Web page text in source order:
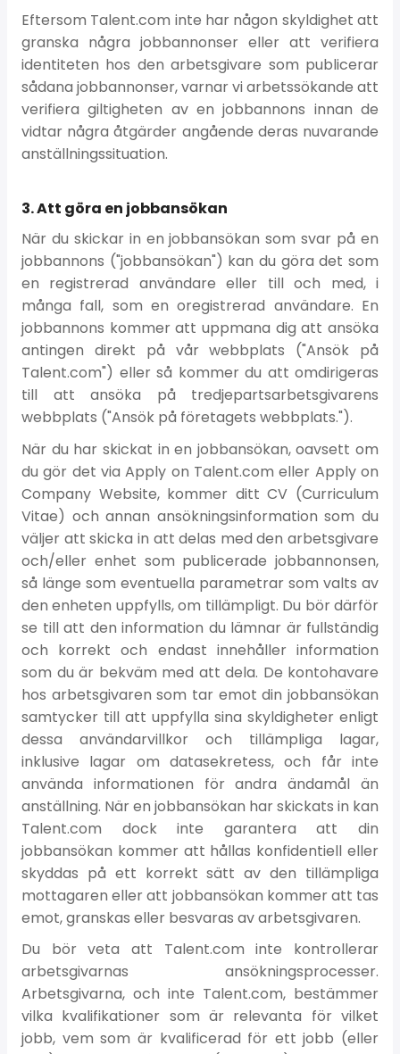
Eftersom Talent.com inte har någon skyldighet att
granska några jobbannonser eller att verifiera
identiteten hos den arbetsgivare som publicerar
sådana jobbannonser, varnar vi arbetssökande att
verifiera giltigheten av en jobbannons innan de
vidtar några åtgärder angående deras nuvarande
anställningssituation.
3. Att göra en jobbansökan
När du skickar in en jobbansökan som svar på en
jobbannons ("jobbansökan") kan du göra det som
en registrerad användare eller till och med, i
många fall, som en oregistrerad användare. En
jobbannons kommer att uppmana dig att ansöka
antingen direkt på vår webbplats ("Ansök på
Talent.com") eller så kommer du att omdirigeras
till att ansöka på tredjepartsarbetsgivarens
webbplats ("Ansök på företagets webbplats.").
När du har skickat in en jobbansökan, oavsett om
du gör det via Apply on Talent.com eller Apply on
Company Website, kommer ditt CV (Curriculum
Vitae) och annan ansökningsinformation som du
väljer att skicka in att delas med den arbetsgivare
och/eller enhet som publicerade jobbannonsen,
så länge som eventuella parametrar som valts av
den enheten uppfylls, om tillämpligt. Du bör därför
se till att den information du lämnar är fullständig
och korrekt och endast innehåller information
som du är bekväm med att dela. De kontohavare
hos arbetsgivaren som tar emot din jobbansökan
samtycker till att uppfylla sina skyldigheter enligt
dessa användarvillkor och tillämpliga lagar,
inklusive lagar om datasekretess, och får inte
använda informationen för andra ändamål än
anställning. När en jobbansökan har skickats in kan
Talent.com dock inte garantera att din
jobbansökan kommer att hållas konfidentiell eller
skyddas på ett korrekt sätt av den tillämpliga
mottagaren eller att jobbansökan kommer att tas
emot, granskas eller besvaras av arbetsgivaren.
Du bör veta att Talent.com inte kontrollerar
arbetsgivarnas ansökningsprocesser.
Arbetsgivarna, och inte Talent.com, bestämmer
vilka kvalifikationer som är relevanta för vilket
jobb, vem som är kvalificerad för ett jobb (eller